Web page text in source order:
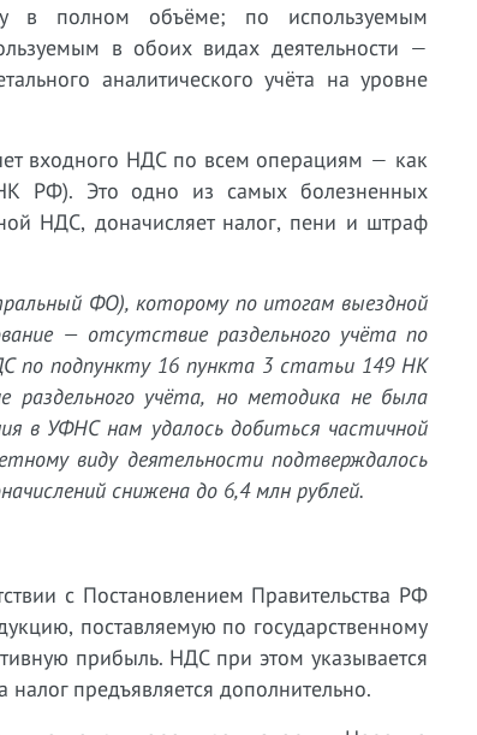
в полном объёме; по используемым
в обоих видах деятельности —
аналитического учёта на уровне
входного НДС по всем операциям — как
РФ). Это одно из самых болезненных
НДС, доначисляет налог, пени и штраф
ФО), которому по итогам выездной
— отсутствие раздельного учёта по
по подпункту 16 пункта 3 статьи 149 НК
раздельного учёта, но методика не была
в УФНС нам удалось добиться частичной
виду деятельности подтверждалось
снижена до 6,4 млн рублей.
с Постановлением Правительства РФ
поставляемую по государственному
прибыль. НДС при этом указывается
предъявляется дополнительно.